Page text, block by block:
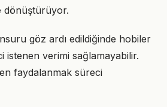
dönüştürüyor.
göz ardı edildiğinde hobiler
istenen verimi sağlamayabilir.
faydalanmak süreci